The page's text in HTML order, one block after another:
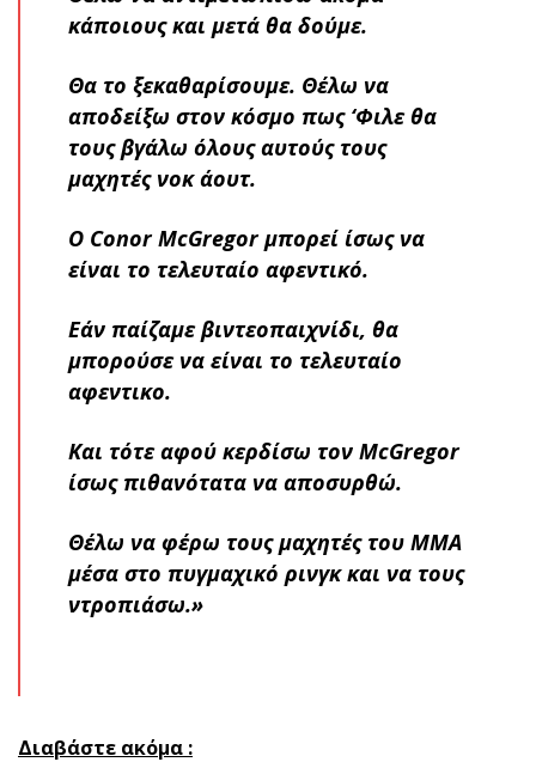
κάποιους και μετά θα δούμε.
Θα το ξεκαθαρίσουμε. Θέλω να
αποδείξω στον κόσμο πως ‘Φιλε θα
τους βγάλω όλους αυτούς τους
μαχητές νοκ άουτ.
Ο Conor McGregor μπορεί ίσως να
είναι το τελευταίο αφεντικό.
Εάν παίζαμε βιντεοπαιχνίδι, θα
μπορούσε να είναι το τελευταίο
αφεντικο.
Και τότε αφού κερδίσω τον McGregor
ίσως πιθανότατα να αποσυρθώ.
Θέλω να φέρω τους μαχητές του ΜΜΑ
μέσα στο πυγμαχικό ρινγκ και να τους
ντροπιάσω.»
Διαβάστε ακόμα :